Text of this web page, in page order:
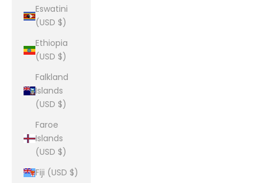
Eswatini
(USD $)
Ethiopia
(USD $)
Falkland
Islands
(USD $)
Faroe
Islands
(USD $)
Fiji (USD $)